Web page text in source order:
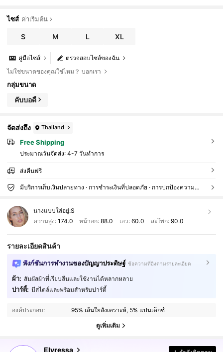
ไซส์ ค่าเริ่มต้น
S M L XL
ตรวจสอบไซส์ของฉัน
คู่มือไซส์
ไม่ใช่ขนาดของคุณใช่ไหม？ บอกเรา
กลุ่มขนาด
คับบอดี้
จัดส่งถึง Thailand
Free Shipping
ประมาณวันจัดส่ง: 4-7 วันทำการ
ส่งคืนฟรี
มีบริการเก็บเงินปลายทาง · การชำระเงินที่ปลอดภัย · การปกป้องความเป็นส่วนตัว
นางแบบใส่อยู่:S
ความสูง: 174.0 หน้าอก:88.0 เอว: 60.0 สะโพก: 90.0
รายละเอียดสินค้า
ฟังก์ชันการทำงานของปัญญาประดิษฐ์ ข้อความที่อิงตามรายละเอียด
ผ้า: สัมผัสผ้าที่เรียบลื่นและใช้งานได้หลากหลาย
ปาร์ตี้: มีสไตล์และพร้อมสำหรับปาร์ตี้
องค์ประกอบ: 95% เส้นใยสังเคราะห์, 5% แปนเด็กซ์
ดูเพิ่มเติม
Elyressa
40K ผู้ติดตาม